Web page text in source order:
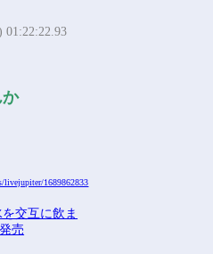
01:22:22.93
livejupiter/1689862833
交互に飲ま
売